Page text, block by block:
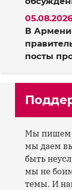
В
посты
Мы пишем
мы даем
быть
мы не
темы. И